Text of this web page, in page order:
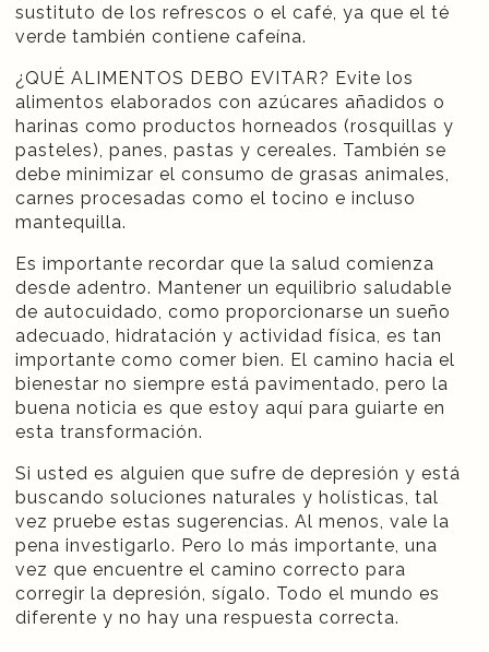
sustituto de los refrescos o el café, ya que el té
verde también contiene cafeína.
¿QUÉ ALIMENTOS DEBO EVITAR? Evite los
alimentos elaborados con azúcares añadidos o
harinas como productos horneados (rosquillas y
pasteles), panes, pastas y cereales. También se
debe minimizar el consumo de grasas animales,
carnes procesadas como el tocino e incluso
mantequilla.
Es importante recordar que la salud comienza
desde adentro. Mantener un equilibrio saludable
de autocuidado, como proporcionarse un sueño
adecuado, hidratación y actividad física, es tan
importante como comer bien. El camino hacia el
bienestar no siempre está pavimentado, pero la
buena noticia es que estoy aquí para guiarte en
esta transformación.
Si usted es alguien que sufre de depresión y está
buscando soluciones naturales y holísticas, tal
vez pruebe estas sugerencias. Al menos, vale la
pena investigarlo. Pero lo más importante, una
vez que encuentre el camino correcto para
corregir la depresión, sígalo. Todo el mundo es
diferente y no hay una respuesta correcta.